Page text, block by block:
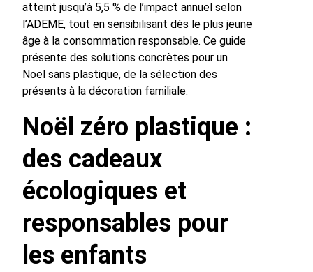
atteint jusqu’à 5,5 % de l’impact annuel selon
l’ADEME, tout en sensibilisant dès le plus jeune
âge à la consommation responsable. Ce guide
présente des solutions concrètes pour un
Noël sans plastique, de la sélection des
présents à la décoration familiale.
Noël zéro plastique :
des cadeaux
écologiques et
responsables pour
les enfants